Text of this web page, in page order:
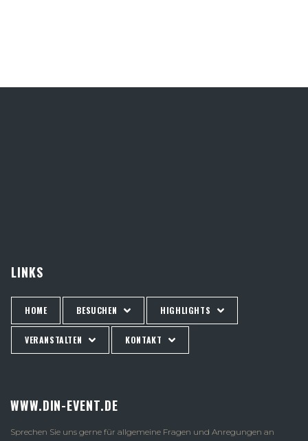
LINKS
HOME BESUCHEN HIGHLIGHTS
VERANSTALTEN KONTAKT
WWW.DIN-EVENT.DE
Sprechen Sie uns gerne für allgemeine Fragen und Anregungen an